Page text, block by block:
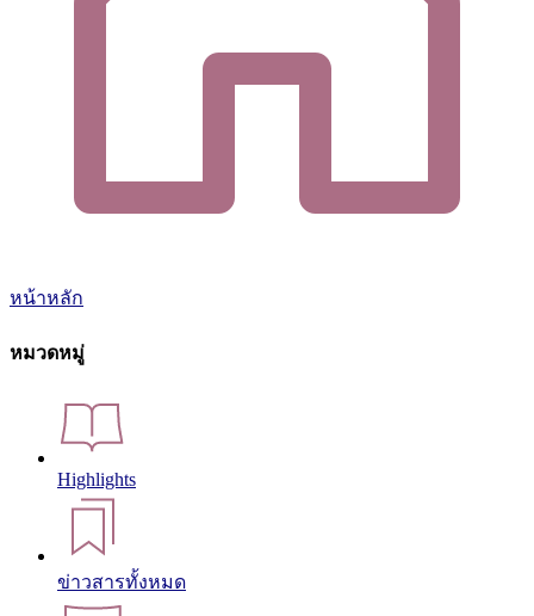
หน้าหลัก
หมวดหมู่
Highlights
ข่าวสารทั้งหมด